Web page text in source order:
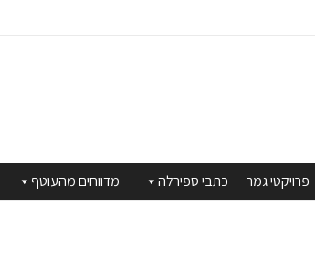
פרויקטי גמר כתבי ספירלה מדווחים מהעוטף